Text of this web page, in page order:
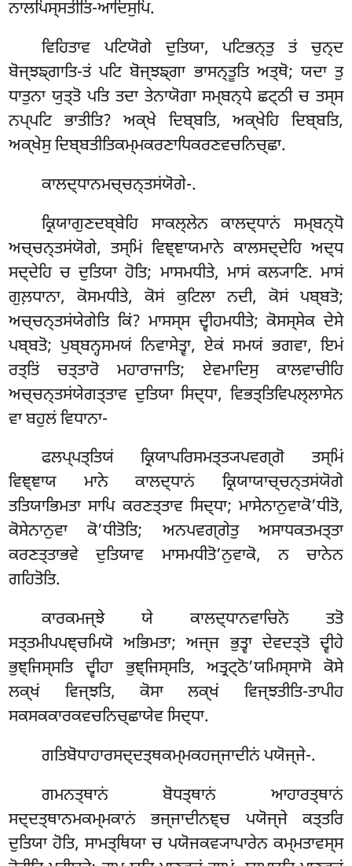
ਨਾਲਪਿਸ੍ਸਤੀਤਿ-ਆਦਿਸੁਪਿ.
ਵਿਹਿਤਾਵ ਪਟਿਯੋਗੇ ਦੁਤਿਯਾ, ਪਟਿਭਨ੍ਤੁ ਤਂ ਚੁਨ੍ਦ
ਬੋਜ੍ਝਙ੍ਗਾਤਿ-ਤਂ ਪਟਿ ਬੋਜ੍ਝਙ੍ਗਾ ਭਾਸਨ੍ਤੂਤਿ ਅਤ੍ਥੋ; ਯਦਾ ਤੁ
ਧਾਤੁਨਾ ਯੁਤ੍ਤੋ ਪਤਿ ਤਦਾ ਤੇਨਾਯੋਗਾ ਸਮ੍ਬਨ੍ਧੇ ਛਟ੍ਠੀ ਚ ਤਸ੍ਸ
ਨਪ੍ਪਟਿ ਭਾਤੀਤਿ? ਅਕ੍ਖੇ ਦਿਬ੍ਬਤਿ, ਅਕ੍ਖੇਹਿ ਦਿਬ੍ਬਤਿ,
ਅਕ੍ਖੇਸੁ ਦਿਬ੍ਬਤੀਤਿਕਮ੍ਮਕਰਣਾਧਿਕਰਣਵਚਨਿਚ੍ਛਾ.
ਕਾਲਦ੍ਧਾਨਮਚ੍ਚਨ੍ਤਸਂਯੋਗੇ-.
ਕ੍ਰਿਯਾਗੁਣਦਬ੍ਬੇਹਿ ਸਾਕਲ੍ਲੇਨ ਕਾਲਦ੍ਧਾਨਂ ਸਮ੍ਬਨ੍ਧੋ
ਅਚ੍ਚਨ੍ਤਸਂਯੋਗੇ, ਤਸ੍ਮਿਂ ਵਿਞ੍ਞਾਯਮਾਨੇ ਕਾਲਸਦ੍ਦੇਹਿ ਅਦ੍ਧ
ਸਦ੍ਦੇਹਿਚ ਦੁਤਿਯਾ ਹੋਤਿ; ਮਾਸਮਧੀਤੇ, ਮਾਸਂ ਕਲ੍ਯਾਣਿ. ਮਾਸਂ
ਗੁਲ਼ਧਾਨਾ, ਕੋਸਮਧੀਤੇ, ਕੋਸਂ ਕੁਟਿਲਾ ਨਦੀ, ਕੋਸਂ ਪਬ੍ਬਤੋ;
ਅਚ੍ਚਨ੍ਤਸਂਯੇਗੇਤਿ ਕਿਂ? ਮਾਸਸ੍ਸ ਦ੍ਵੀਹਮਧੀਤੇ; ਕੋਸਸ੍ਸੇਕ ਦੇਸੇ
ਪਬ੍ਬਤੋ; ਪੁਬ੍ਬਨ੍ਹਸਮਯਂ ਨਿਵਾਸੇਤ੍ਵਾ, ਏਕਂ ਸਮਯਂ ਭਗਵਾ, ਇਮਂ
ਰਤ੍ਤਿਂ ਚਤ੍ਤਾਰੋ ਮਹਾਰਾਜਾਤਿ; ਏਵਮਾਦਿਸੁ ਕਾਲਵਾਚੀਹਿ
ਅਚ੍ਚਨ੍ਤਸਂਯੇਗਤ੍ਤਾਵ ਦੁਤਿਯਾ ਸਿਦ੍ਧਾ, ਵਿਭਤ੍ਤਿਵਿਪਲ੍ਲਾਸੇਨ
ਵਾ ਬਹੁਲਂ ਵਿਧਾਨਾ-
ਫਲਪ੍ਪਤ੍ਤਿਯਂ ਕ੍ਰਿਯਾਪਰਿਸਮਤ੍ਤ੍ਯਪਵਗ੍ਗੋ ਤਸ੍ਮਿਂ
ਵਿਞ੍ਞਾਯ ਮਾਨੇ ਕਾਲਦ੍ਧਾਨਂ ਕ੍ਰਿਯਾਯਾਚ੍ਚਨ੍ਤਸਂਯੋਗੇ
ਤਤਿਯਾਭਿਮਤਾ ਸਾਪਿ ਕਰਣਤ੍ਤਾਵ ਸਿਦ੍ਧਾ; ਮਾਸੇਨਾਨੁਵਾਕੋ’ਧੀਤੋ,
ਕੋਸੇਨਾਨੁਵਾ ਕੋ’ਧੀਤੋਤਿ; ਅਨਪਵਗ੍ਗੇਤੁ ਅਸਾਧਕਤਮਤ੍ਤਾ
ਕਰਣਤ੍ਤਾਭਵੇ ਦੁਤਿਯਾਵ ਮਾਸਮਧੀਤੋ’ਨੁਵਾਕੋ, ਨ ਚਾਨੇਨ
ਗਹਿਤੋਤਿ.
ਕਾਰਕਮਜ੍ਝੇ ਯੇ ਕਾਲਦ੍ਧਾਨਵਾਚਿਨੋ ਤਤੋ
ਸਤ੍ਤਮੀਪਪਞ੍ਚਮਿਯੋ ਅਭਿਮਤਾ; ਅਜ੍ਜ ਭੁਤ੍ਵਾ ਦੇਵਦਤ੍ਤੋ ਦ੍ਵੀਹੇ
ਭੁਞ੍ਜਿਸ੍ਸਤਿ ਦ੍ਵੀਹਾ ਭੁਞ੍ਜਿਸ੍ਸਤਿ, ਅਤ੍ਰਟ੍ਠੋ’ਯਮਿਸ੍ਸਾਸੋ ਕੋਸੇ
ਲਕ੍ਖਂ ਵਿਜ੍ਝਤਿ, ਕੋਸਾ ਲਕ੍ਖਂ ਵਿਜ੍ਝਤੀਤਿ-ਤਾਪੀਹ
ਸਕਸਕਕਾਰਕਵਚਨਿਚ੍ਛਾਯੇਵ ਸਿਦ੍ਧਾ.
ਗਤਿਬੋਧਾਹਾਰਸਦ੍ਦਤ੍ਥਕਮ੍ਮਕਹਜ੍ਜਾਦੀਨਂਪਯੋਜ੍ਜੇ-.
ਗਮਨਤ੍ਥਾਨਂ ਬੋਧਤ੍ਥਾਨਂ ਆਹਾਰਤ੍ਥਾਨਂ
ਸਦ੍ਦਤ੍ਥਾਨਮਕਮ੍ਮਕਾਨਂ ਭਜ੍ਜਾਦੀਨਞ੍ਚ ਪਯੋਜ੍ਜੇ ਕਤ੍ਤਰਿ
ਦੁਤਿਯਾ ਹੋਤਿ, ਸਾਮਤ੍ਥਿਯਾ ਚ ਪਯੋਜਕਵ੍ਯਾਪਾਰੇਨ ਕਮ੍ਮਤਾਵਸ੍ਸ